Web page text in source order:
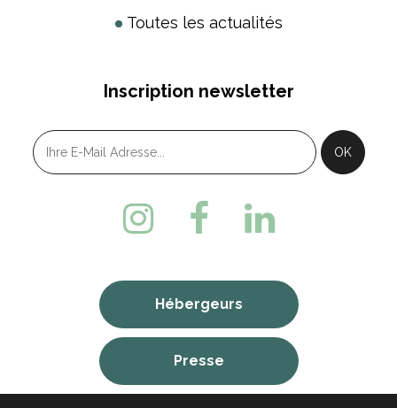
Toutes les actualités
Inscription newsletter
Hébergeurs
Presse